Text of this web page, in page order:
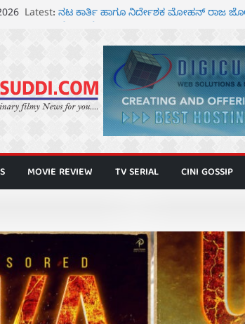
Latest: ನಟ ಕಾರ್ತಿ ಹಾಗೂ ನಿರ್ದೇಶಕ ಮೋಹನ್ ರಾಜ
ಬಾದಾಮಿಯಲ್ಲಿ “ಕರ್ಣಾಟಬಲಂ ಅಜೇಯಂ”
ಆಗಸ್ಟ್ 7 ರಂದು ತನುಷ್ ಶಿವಣ್ಣ ಅಭಿನಯದ
ರಾಧಿಕಾ ನಾರಾಯಣ್ ಹಾಗೂ ಮಿತ್ರ ಅಭಿನಯದ
ಅನಾವರಣ
MOVIE REVIEW TV SERIAL CINI GOSSIP